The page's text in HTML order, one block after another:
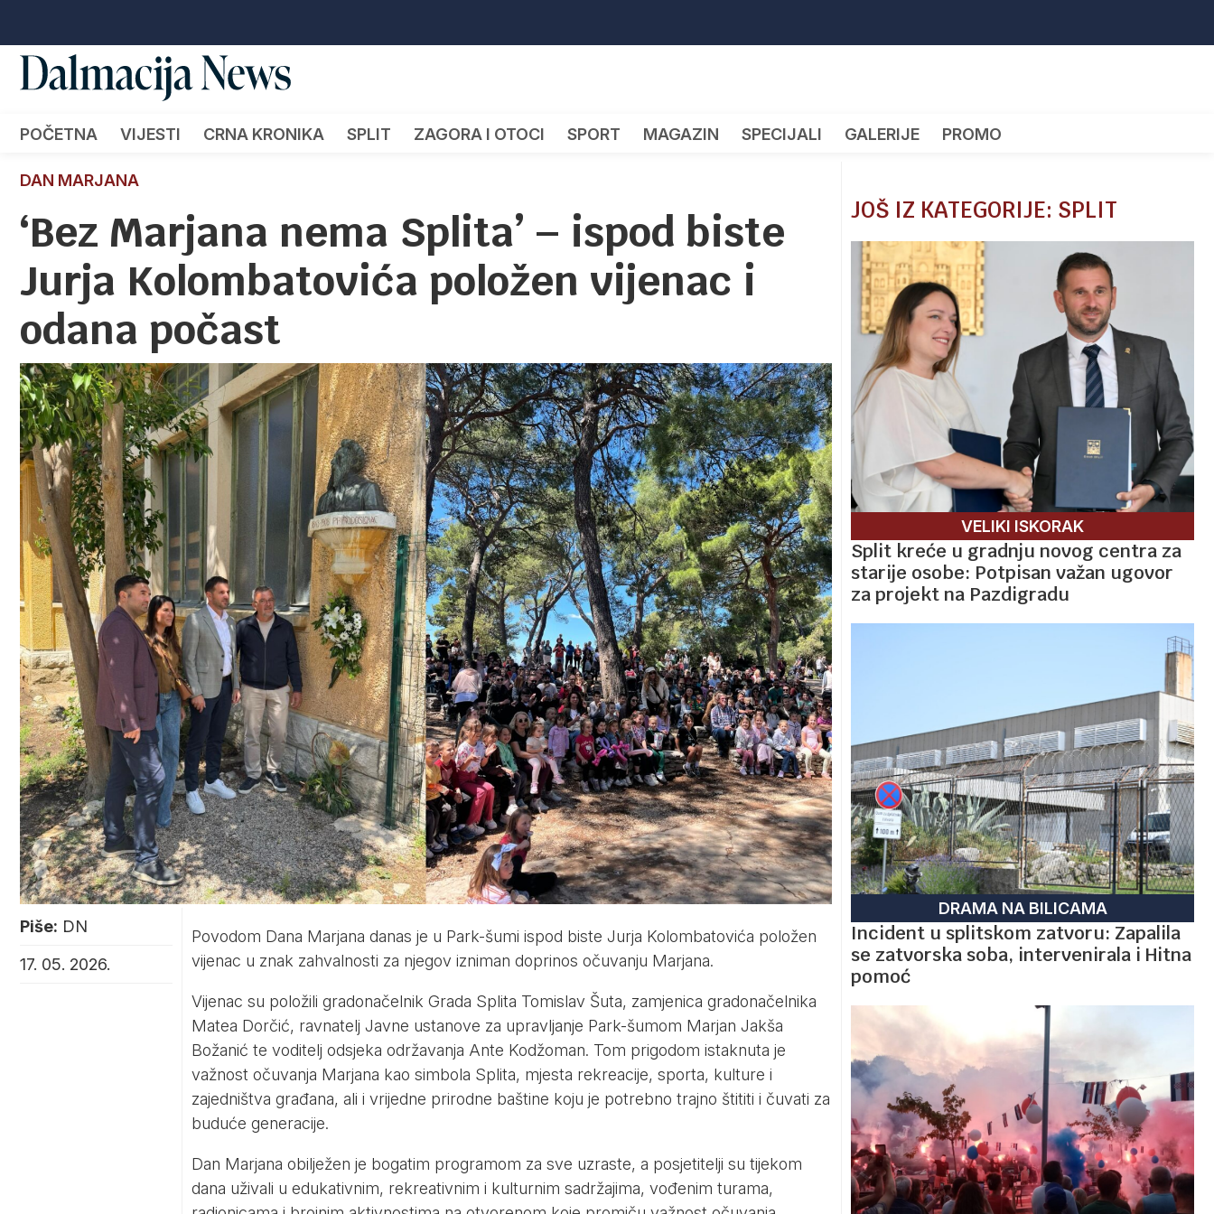
POČETNA VIJESTI CRNA KRONIKA SPLIT ZAGORA I OTOCI SPORT MAGAZIN SPECIJALI GALERIJE PROMO
DAN MARJANA
‘Bez Marjana nema Splita’ – ispod biste
Jurja Kolombatovića položen vijenac i
odana počast
Piše: DN
17. 05. 2026.
Povodom Dana Marjana danas je u Park-šumi ispod biste Jurja Kolombatovića položen
vijenac u znak zahvalnosti za njegov izniman doprinos očuvanju Marjana.
Vijenac su položili gradonačelnik Grada Splita Tomislav Šuta, zamjenica gradonačelnika
Matea Dorčić, ravnatelj Javne ustanove za upravljanje Park-šumom Marjan Jakša
Božanić te voditelj odsjeka održavanja Ante Kodžoman. Tom prigodom istaknuta je
važnost očuvanja Marjana kao simbola Splita, mjesta rekreacije, sporta, kulture i
zajedništva građana, ali i vrijedne prirodne baštine koju je potrebno trajno štititi i čuvati za
buduće generacije.
Dan Marjana obilježen je bogatim programom za sve uzraste, a posjetitelji su tijekom
dana uživali u edukativnim, rekreativnim i kulturnim sadržajima, vođenim turama,
JOŠ IZ KATEGORIJE: SPLIT
VELIKI ISKORAK
Split kreće u gradnju novog centra za
starije osobe: Potpisan važan ugovor
za projekt na Pazdigradu
DRAMA NA BILICAMA
Incident u splitskom zatvoru: Zapalila
se zatvorska soba, intervenirala i Hitna
pomoć